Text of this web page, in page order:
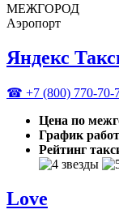
МЕЖГОРОД
Аэропорт
Яндекс
☎ +7 (800) 770-70-
Цена по
График
Рейтинг
Love